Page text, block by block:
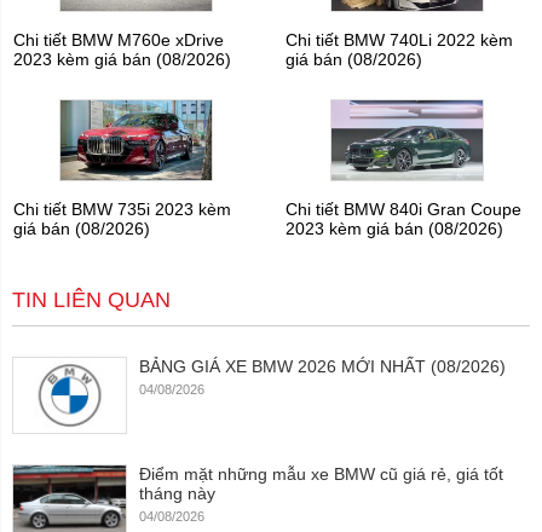
Chi tiết BMW M760e xDrive
2023 kèm giá bán (08/2026)
Chi tiết BMW 740Li 2022 kèm
giá bán (08/2026)
Chi tiết BMW 735i 2023 kèm
giá bán (08/2026)
Chi tiết BMW 840i Gran Coupe
2023 kèm giá bán (08/2026)
TIN LIÊN QUAN
BẢNG GIÁ XE BMW 2026 MỚI NHẤT (08/2026)
04/08/2026
Điểm mặt những mẫu xe BMW cũ giá rẻ, giá tốt
tháng này
04/08/2026